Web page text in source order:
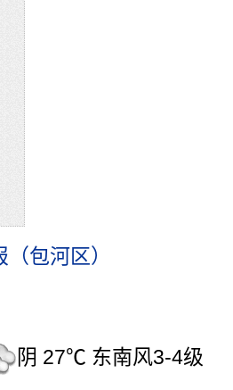
包河区）
阴 27℃ 东南风3-4级